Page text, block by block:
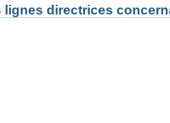
lignes directrices